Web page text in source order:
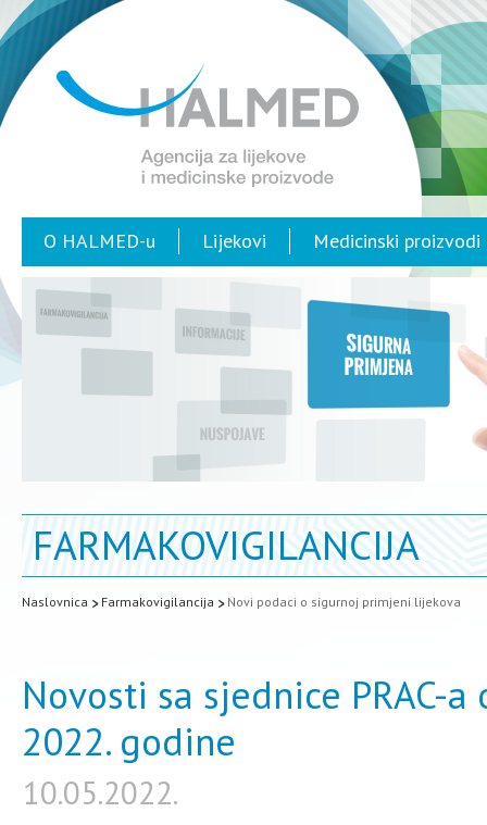
O HALMED-u Lijekovi Medicinski proizvodi
FARMAKOVIGILANCIJA
Naslovnica Farmakovigilancija Novi podaci o sigurnoj primjeni lijekova
Novosti sa sjednice PRAC-
2022. godine
10.05.2022.